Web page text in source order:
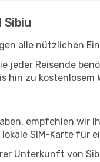
Sibiu
alle nützlichen
jeder Reisende
zu
empfehlen
SIM-Karte für
Unterkunft von